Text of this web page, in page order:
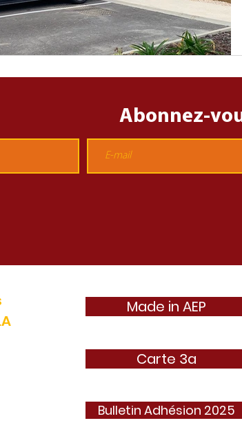
Abonnez-
Made in AEP
Carte 3a
Bulletin Adhésion 2025